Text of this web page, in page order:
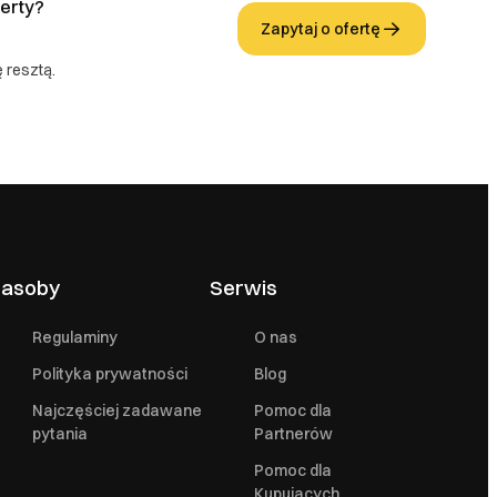
resztą.
Zapytaj o ofertę
Regulaminy
Polityka prywatności
Najczęściej zadawane
pytania
Serwis
O nas
Blog
Pomoc dla
Partnerów
Pomoc dla